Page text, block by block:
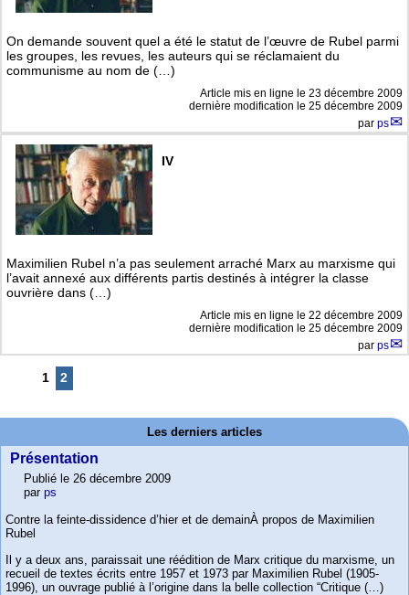
On demande souvent quel a été le statut de l’œuvre de Rubel parmi
les groupes, les revues, les auteurs qui se réclamaient du
communisme au nom de (…)
Article mis en ligne le 23 décembre 2009
dernière modification le 25 décembre 2009
par ps
IV
Maximilien Rubel n’a pas seulement arraché Marx au marxisme qui
l’avait annexé aux différents partis destinés à intégrer la classe
ouvrière dans (…)
Article mis en ligne le 22 décembre 2009
dernière modification le 25 décembre 2009
par ps
1 2
Les derniers articles
Présentation
Publié le 26 décembre 2009
par ps
Contre la feinte-dissidence d’hier et de demainÀ propos de Maximilien
Rubel
Il y a deux ans, paraissait une réédition de Marx critique du marxisme, un
recueil de textes écrits entre 1957 et 1973 par Maximilien Rubel (1905-
1996), un ouvrage publié à l’origine dans la belle collection “Critique (…)